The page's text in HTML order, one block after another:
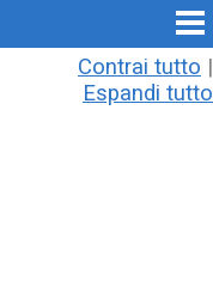
Contrai tutto |
Espandi tutto